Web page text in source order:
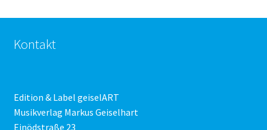
Kontakt
Edition & Label geiselART
Musikverlag Markus Geiselhart
Einödstraße 23